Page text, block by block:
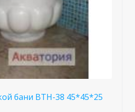
бани BTH-38 45*45*25